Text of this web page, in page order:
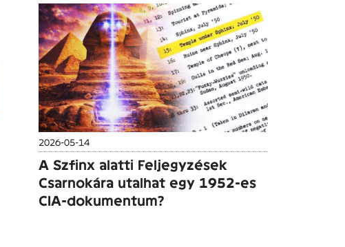
2026-05-14
A Szfinx alatti Feljegyzések
Csarnokára utalhat egy 1952-es
CIA-dokumentum?